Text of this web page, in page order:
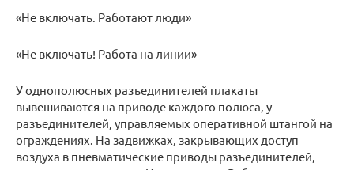
«Не включать. Работают люди»
«Не включать! Работа на линии»
У однополюсных разъединителей плакаты
вывешиваются на приводе каждого полюса, у
разъединителей, управляемых оперативной штангой на
ограждениях. На задвижках, закрывающих доступ
воздуха в пневматические приводы разъединителей,